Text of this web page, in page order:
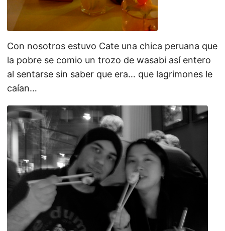
Con nosotros estuvo Cate una chica peruana que
la pobre se comio un trozo de wasabi así entero
al sentarse sin saber que era… que lagrimones le
caían…